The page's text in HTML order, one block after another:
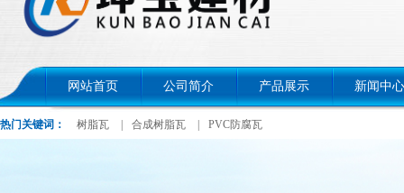
网站首页 公司简介 产品展示 新闻中心
热门关键词： 树脂瓦 合成树脂瓦 PVC防腐瓦